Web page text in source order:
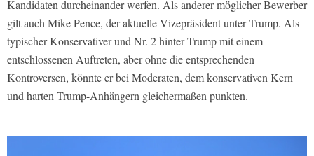
Kandidaten durcheinander werfen. Als anderer möglicher Bewerber
gilt auch Mike Pence, der aktuelle Vizepräsident unter Trump. Als
typischer Konservativer und Nr. 2 hinter Trump mit einem
entschlossenen Auftreten, aber ohne die entsprechenden
Kontroversen, könnte er bei Moderaten, dem konservativen Kern
und harten Trump-Anhängern gleichermaßen punkten.